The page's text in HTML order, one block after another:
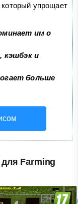
упрощает
им о
кэшбэк и
больше
Farming